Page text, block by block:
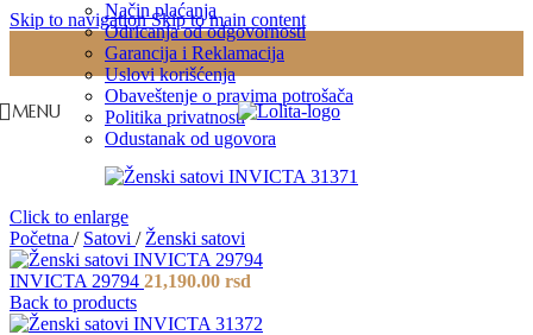
Skip to navigationSkip to main content
Način plaćanja
Odricanja od odgovornosti
Garancija i Reklamacija
Uslovi korišćenja
Obaveštenje o pravima potrošača
Politika privatnosti
Odustanak od ugovora
MENU
Click to enlarge
Početna / Satovi / Ženski satovi
INVICTA 29794 21,190.00 rsd
Back to products